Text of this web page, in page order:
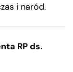
i naród.
RP ds.